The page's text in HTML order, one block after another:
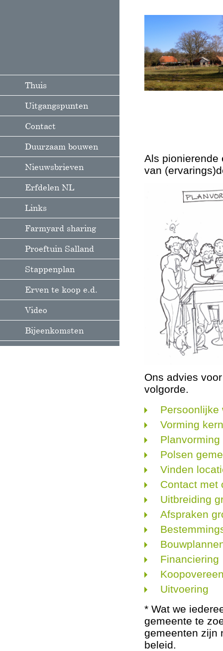
Thuis
Uitgangspunten
Contact
Duurzaam bouwen
Nieuwsbrieven
Erfdelen NL
Links
Farmyard sharing
Proeftuin Salland
Stappenplan
Erven te koop e.d.
Video
Bijeenkomsten
Als pionierende
van
Ons advies
volgorde.
Vorming
Polsen
Vinden
Contact met
Uitbreiding
Afspraken
Financiering
Uitvoering
* Wat we
gemeente te
gemeenten zijn
beleid.